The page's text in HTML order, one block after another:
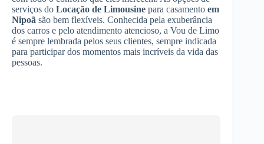
serviços do Locação de Limousine para casamento em
Nipoã são bem flexíveis. Conhecida pela exuberância
dos carros e pelo atendimento atencioso, a Vou de Limo
é sempre lembrada pelos seus clientes, sempre indicada
para participar dos momentos mais incríveis da vida das
pessoas.